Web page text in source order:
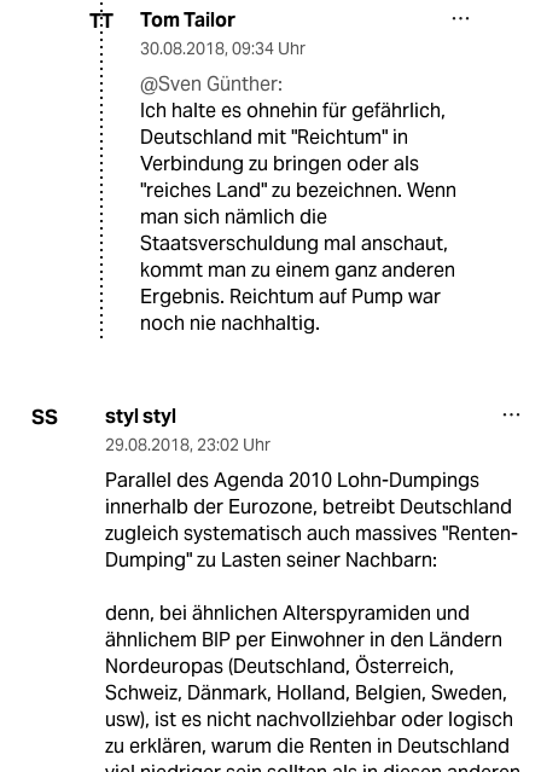
TT Tom Tailor
30.08.2018, 09:34 Uhr
@Sven Günther:
Ich halte es ohnehin für gefährlich,
Deutschland mit "Reichtum" in
Verbindung zu bringen oder als
"reiches Land" zu bezeichnen. Wenn
man sich nämlich die
Staatsverschuldung mal anschaut,
kommt man zu einem ganz anderen
Ergebnis. Reichtum auf Pump war
noch nie nachhaltig.
SS styl styl
29.08.2018, 23:02 Uhr
Parallel des Agenda 2010 Lohn-Dumpings
innerhalb der Eurozone, betreibt Deutschland
zugleich systematisch auch massives "Renten-
Dumping" zu Lasten seiner Nachbarn:
denn, bei ähnlichen Alterspyramiden und
ähnlichem BIP per Einwohner in den Ländern
Nordeuropas (Deutschland, Österreich,
Schweiz, Dänmark, Holland, Belgien, Sweden,
usw), ist es nicht nachvollziehbar oder logisch
zu erklären, warum die Renten in Deutschland